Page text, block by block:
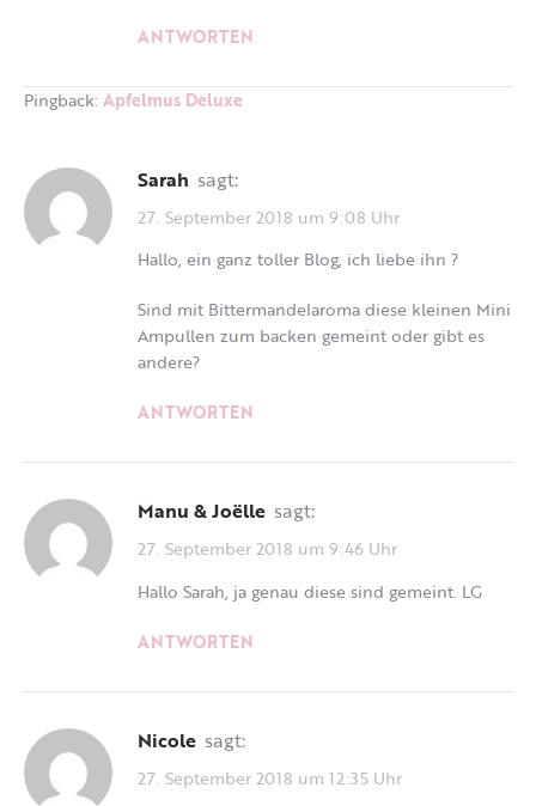
ANTWORTEN
Pingback: Apfelmus Deluxe
Sarah sagt:
27. September 2018 um 9:08 Uhr
Hallo, ein ganz toller Blog, ich liebe ihn ?
Sind mit Bittermandelaroma diese kleinen Mini
Ampullen zum backen gemeint oder gibt es
andere?
ANTWORTEN
Manu & Joëlle sagt:
27. September 2018 um 9:46 Uhr
Hallo Sarah, ja genau diese sind gemeint. LG
ANTWORTEN
Nicole sagt:
27. September 2018 um 12:35 Uhr